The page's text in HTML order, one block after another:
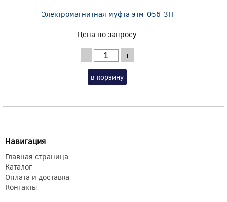
Электромагнитная муфта этм-056-3Н
Цена по запросу
- +
в корзину
Навигация
Главная страница
Каталог
Оплата и доставка
Контакты